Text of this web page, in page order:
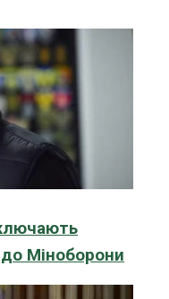
Міноборони